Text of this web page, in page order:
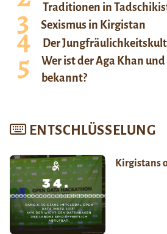
Traditionen in
Sexismus in Kirgistan
Der
Wer ist der Aga Khan
bekannt?
ENTSCHLÜSSELUNG
Kirgistans